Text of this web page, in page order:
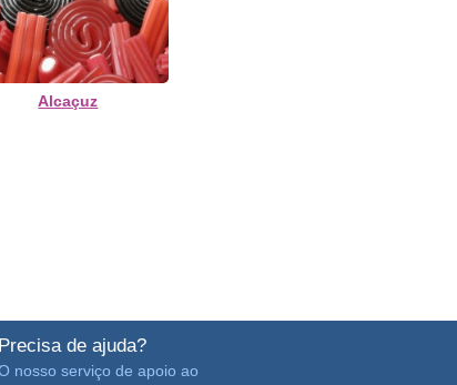
Alcaçuz
Precisa de ajuda?
nosso serviço de apoio ao